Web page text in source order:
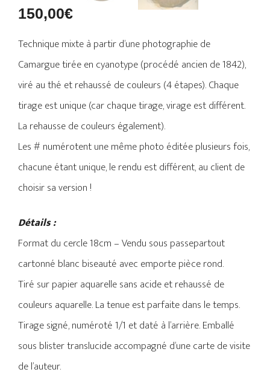
150,00€
Technique mixte à partir d’une photographie de
Camargue tirée en cyanotype (procédé ancien de 1842),
viré au thé et rehaussé de couleurs (4 étapes). Chaque
tirage est unique (car chaque tirage, virage est différent.
La rehausse de couleurs également).
Les # numérotent une même photo éditée plusieurs fois,
chacune étant unique, le rendu est différent, au client de
choisir sa version !
Détails :
Format du cercle 18cm – Vendu sous passepartout
cartonné blanc biseauté avec emporte pièce rond.
Tiré sur papier aquarelle sans acide et rehaussé de
couleurs aquarelle. La tenue est parfaite dans le temps.
Tirage signé, numéroté 1/1 et daté à l’arrière. Emballé
sous blister translucide accompagné d’une carte de visite
de l’auteur.